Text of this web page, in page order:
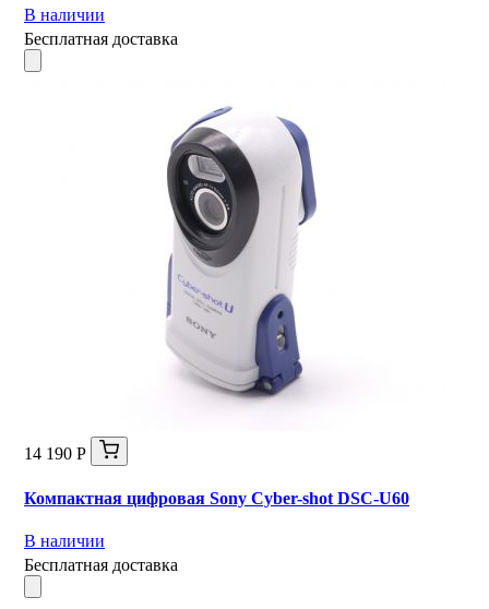
В наличии
Бесплатная доставка
14 190 Р
Компактная цифровая Sony Cyber-shot DSC-U60
В наличии
Бесплатная доставка